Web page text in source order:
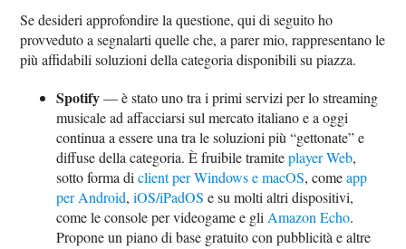
Se desideri approfondire la questione, qui di seguito ho
provveduto a segnalarti quelle che, a parer mio, rappresentano le
più affidabili soluzioni della categoria disponibili su piazza.
Spotify— è stato uno tra i primi servizi per lo streaming
musicale ad affacciarsi sul mercato italiano e a oggi
continua a essere una tra le soluzioni più “gettonate” e
diffuse della categoria. È fruibile tramiteplayer Web,
sotto forma diclient per Windows e macOS, comeapp
per Android,iOS/iPadOS e su molti altri dispositivi,
come le console per videogame e gli Amazon Echo.
Propone un piano di base gratuito con pubblicità e altre